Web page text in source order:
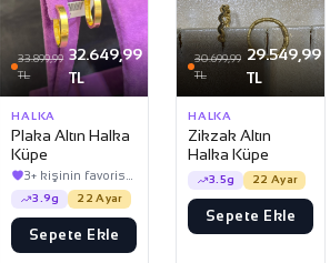
33.899,99
TL
32.649,99
TL
HALKA
Plaka Altın Halka
Küpe
3.9g 22 Ayar
Sepete Ekle
30.699,99
TL
29.549,99
TL
HALKA
Zikzak Altın
Halka Küpe
3.5g 22 Ayar
Sepete Ekle